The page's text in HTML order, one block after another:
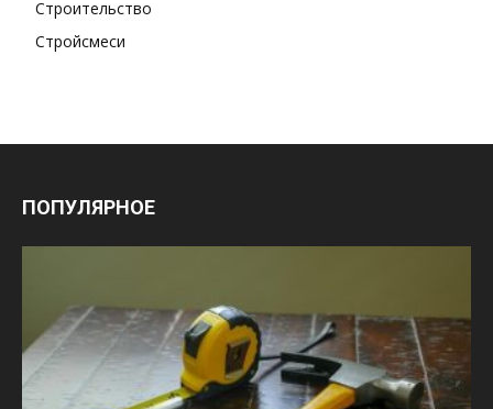
Строительство
Стройсмеси
ПОПУЛЯРНОЕ